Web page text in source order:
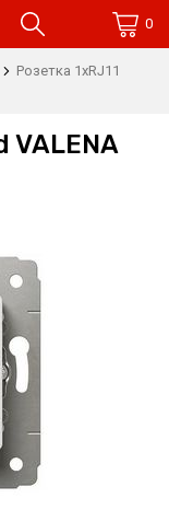
0
Розетка 1xRJ11
VALENA